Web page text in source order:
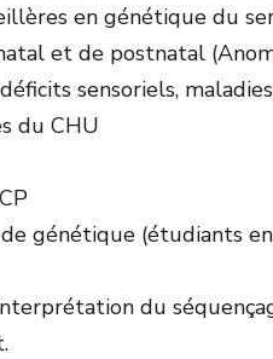
en génétique du
et de postnatal
sensoriels,
du CHU
génétique (étudiants
du